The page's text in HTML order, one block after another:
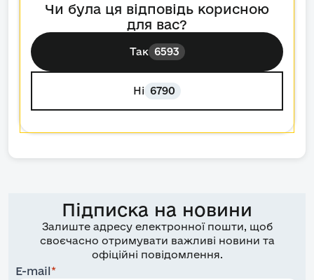
Чи була ця відповідь корисною
для вас?
Так 6593
Ні 6790
Підписка на новини
Залиште адресу електронної пошти, щоб
своєчасно отримувати важливі новини та
офіційні повідомлення.
E-mail*